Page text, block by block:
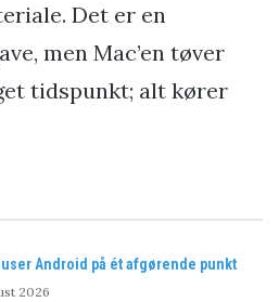
Det er en
men Mac’en tøver
tidspunkt; alt kører
Android på ét afgørende punkt
2026